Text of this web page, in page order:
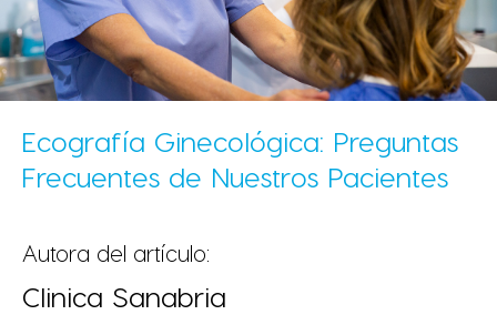
Ecografía Ginecológica: Preguntas
Frecuentes de Nuestros Pacientes
Autora del artículo:
Clinica Sanabria